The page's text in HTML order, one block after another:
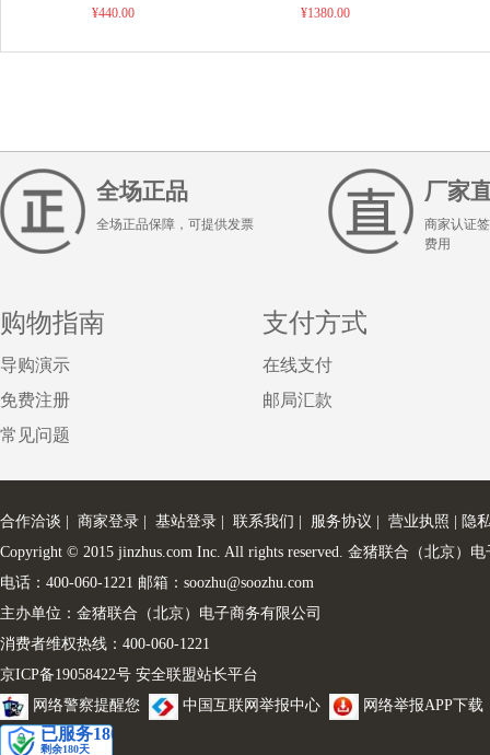
到市县自提，请知悉！
¥440.00
¥1380.00
全场正品
全场正品保障，可提供发票
厂家
商家认证
费用
购物指南
导购演示
免费注册
常见问题
支付方式
在线支付
邮局汇款
合作洽谈 商家登录 基站登录 联系我们 服务协议 营业执照
隐
Copyright © 2015 jinzhus.com Inc. All rights reserved. 金猪联合（北京）
电话：400-060-1221 邮箱：soozhu@soozhu.com
主办单位：金猪联合（北京）电子商务有限公司
消费者维权热线：400-060-1221
京ICP备19058422号 安全联盟站长平台
网络警察提醒您
中国互联网举报中心 网络举报APP下载